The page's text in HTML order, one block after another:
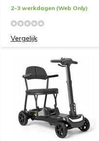
2-3 werkdagen (Web Only)
Vergelijk